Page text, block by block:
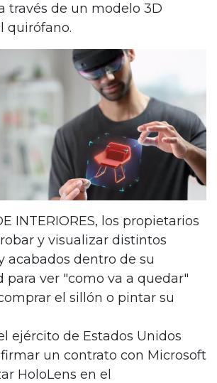
través de un modelo 3D
quirófano.
INTERIORES, los propietarios
y visualizar distintos
acabados dentro de su
para ver "como va a quedar"
el sillón o pintar su
ejército de Estados Unidos
un contrato con Microsoft
HoloLens en el